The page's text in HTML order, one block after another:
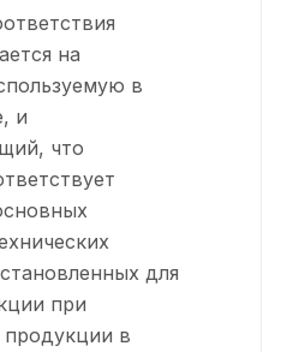
на
в
и
что
для
при
в